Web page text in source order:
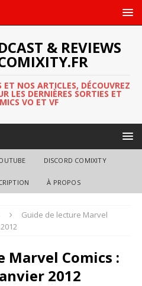
& REVIEWS
NOS ARTICLES, DÉCOUVREZ
LES DERNIÈRES SORTIES ET
VO ET VF
DISCORD COMIXITY
À PROPOS
Guide de lecture Marvel
Marvel Comics :
2012